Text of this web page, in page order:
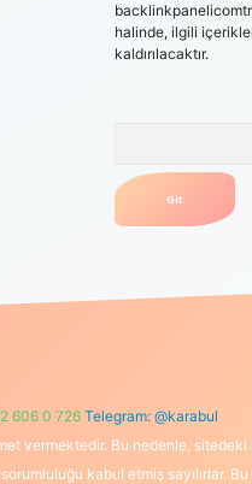
halinde, ilgili
kaldırılacaktır.
606 0 726 Telegram: @karabul
vermektedir. Bu nedenle,
kabul etmiş sayılırlar.